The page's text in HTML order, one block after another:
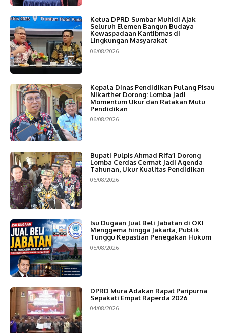
Ketua DPRD Sumbar Muhidi Ajak
Seluruh Elemen Bangun Budaya
Kewaspadaan Kantibmas di
Lingkungan Masyarakat
06/08/2026
Kepala Dinas Pendidikan Pulang Pisau
Nikarther Dorong: Lomba Jadi
Momentum Ukur dan Ratakan Mutu
Pendidikan
06/08/2026
Bupati Pulpis Ahmad Rifa’i Dorong
Lomba Cerdas Cermat Jadi Agenda
Tahunan, Ukur Kualitas Pendidikan
06/08/2026
Isu Dugaan Jual Beli Jabatan di OKI
Menggema hingga Jakarta, Publik
Tunggu Kepastian Penegakan Hukum
05/08/2026
DPRD Mura Adakan Rapat Paripurna
Sepakati Empat Raperda 2026
04/08/2026